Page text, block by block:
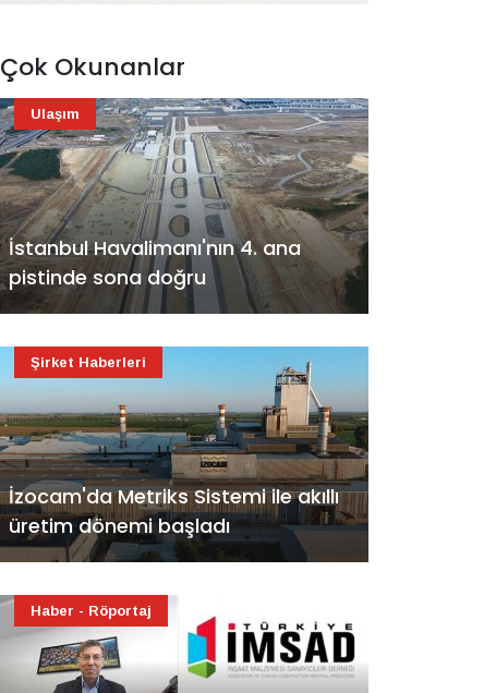
Çok Okunanlar
İstanbul Havalimanı'nın 4. ana
pistinde sona doğru
Ulaşım
İzocam'da Metriks Sistemi ile akıllı
üretim dönemi başladı
Şirket Haberleri
Haber - Röportaj